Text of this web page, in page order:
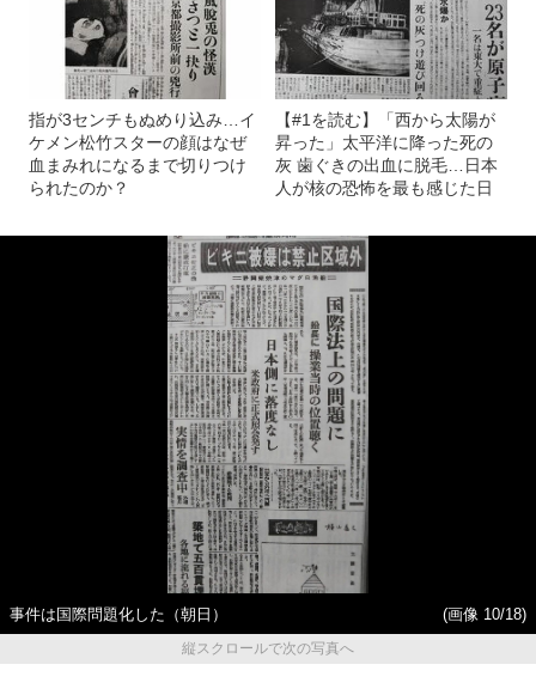
指が3センチもぬめり込み…イ
ケメン松竹スターの顔はなぜ
血まみれになるまで切りつけ
られたのか？
【#1を読む】「西から太陽が
昇った」太平洋に降った死の
灰 歯ぐきの出血に脱毛…日本
人が核の恐怖を最も感じた日
事件は国際問題化した（朝日）
(画像 10/18)
縦スクロールで次の写真へ